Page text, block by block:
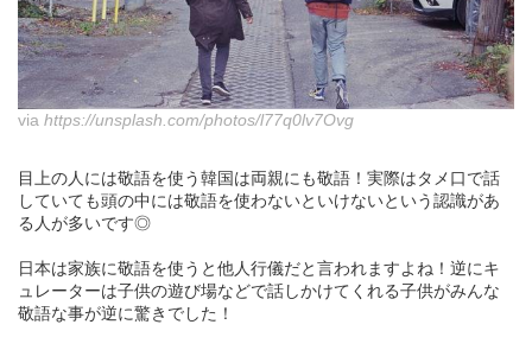
via https://unsplash.com/photos/l77q0lv7Ovg
目上の人には敬語を使う韓国は両親にも敬語！実際はタメ口で話
していても頭の中には敬語を使わないといけないという認識があ
る人が多いです◎
日本は家族に敬語を使うと他人行儀だと言われますよね！逆にキ
ュレーターは子供の遊び場などで話しかけてくれる子供がみんな
敬語な事が逆に驚きでした！